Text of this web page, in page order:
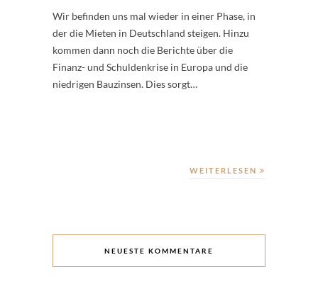
Wir befinden uns mal wieder in einer Phase, in
der die Mieten in Deutschland steigen. Hinzu
kommen dann noch die Berichte über die
Finanz- und Schuldenkrise in Europa und die
niedrigen Bauzinsen. Dies sorgt…
WEITERLESEN
NEUESTE KOMMENTARE